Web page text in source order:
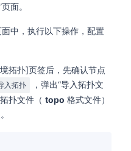
面。
中，执行以下操作，配置
拓扑]页签后，先确认节点
入拓扑
，弹出“导入拓扑文
扑文件（ topo 格式文件）